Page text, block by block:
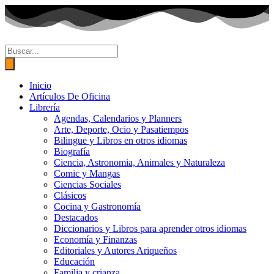
Ir
al
contenido
Búsqueda
de
productos
Inicio
Artículos De Oficina
Librería
Agendas, Calendarios y Planners
Arte, Deporte, Ocio y Pasatiempos
Bilingue y Libros en otros idiomas
Biografía
Ciencia, Astronomia, Animales y Naturaleza
Comic y Mangas
Ciencias Sociales
Clásicos
Cocina y Gastronomía
Destacados
Diccionarios y Libros para aprender otros idiomas
Economía y Finanzas
Editoriales y Autores Ariqueños
Educación